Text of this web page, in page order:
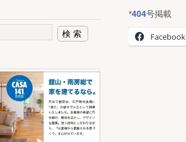
*404号掲載
Facebook